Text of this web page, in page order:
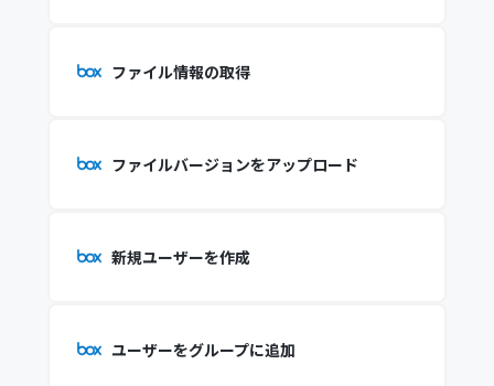
ファイル情報の取得
ファイルバージョンをアップロード
新規ユーザーを作成
ユーザーをグループに追加